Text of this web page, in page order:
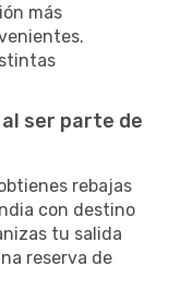
más
ser parte de
rebajas
con destino
tu salida
reserva de